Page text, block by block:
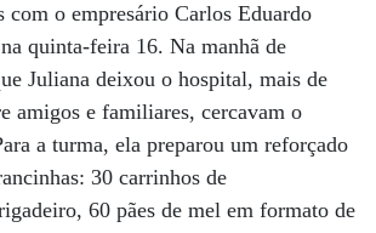
com o empresário Carlos Eduardo
quinta-feira 16. Na manhã de
Juliana deixou o hospital, mais de
amigos e familiares, cercavam o
a turma, ela preparou um reforçado
30 carrinhos de
60 pães de mel em formato de